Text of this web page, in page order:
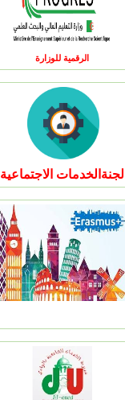
الرقمية للوزارة
لجنةالخدمات الاجتماعية